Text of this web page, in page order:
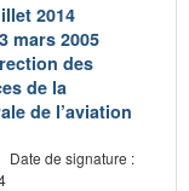
2014
mars 2005
des
de la
de l’aviation
Date de signature :